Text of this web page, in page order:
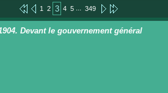
1 2 3 4 5 ... 349
Devant le gouvernement général